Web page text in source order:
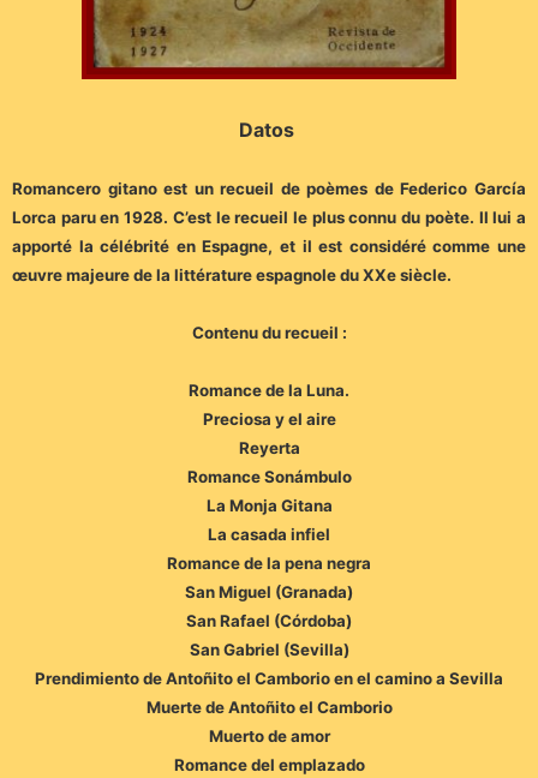
Datos
Romancero gitano est un recueil de poèmes de Federico García
Lorca paru en 1928. C’est le recueil le plus connu du poète. Il lui a
apporté la célébrité en Espagne, et il est considéré comme une
œuvre majeure de la littérature espagnole du XXe siècle.
Contenu du recueil :
Romance de la Luna.
Preciosa y el aire
Reyerta
Romance Sonámbulo
La Monja Gitana
La casada infiel
Romance de la pena negra
San Miguel (Granada)
San Rafael (Córdoba)
San Gabriel (Sevilla)
Prendimiento de Antoñito el Camborio en el camino a Sevilla
Muerte de Antoñito el Camborio
Muerto de amor
Romance del emplazado